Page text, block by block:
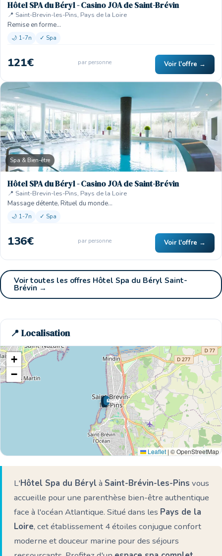
Hôtel SPA du Béryl - Casino JOA de Saint-Brévin
📍 Saint-Brevin-les-Pins, Pays de la Loire
Remise en forme…
🌙 1-7n ✓ Spa
121€ par personne Voir l'offre →
Spa & Bien-être
Hôtel SPA du Béryl - Casino JOA de Saint-Brévin
📍 Saint-Brevin-les-Pins, Pays de la Loire
Massage détente, Rituel du monde…
🌙 1-7n ✓ Spa
136€ par personne Voir l'offre →
Voir toutes les offres Hôtel Spa du Béryl Saint-
Brévin →
📍 Localisation
🌊 Ici
🏨
+
−
Leaflet | © OpenStreetMap
L'Hôtel Spa du Bérylà Saint-Brévin-les-Pins vous
accueille pour une parenthèse bien-être authentique
face à l'océan Atlantique. Situé dans les Pays de la
Loire, cet établissement 4 étoiles conjugue confort
moderne et douceur marine pour des séjours